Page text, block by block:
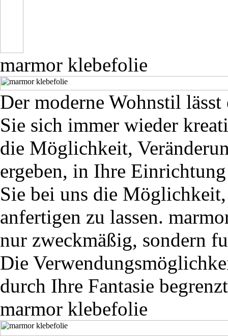
marmor klebefolie
Der moderne Wohnstil
Sie sich immer wieder
die Möglichkeit,
ergeben, in Ihre
Sie bei uns die
anfertigen zu lassen.
nur zweckmäßig, sondern
Die
durch Ihre Fantasie
marmor klebefolie